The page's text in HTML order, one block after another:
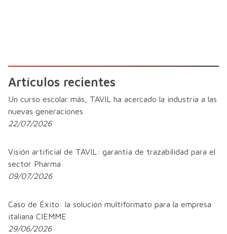
Artículos recientes
Un curso escolar más, TAVIL ha acercado la industria a las
nuevas generaciones
22/07/2026
Visión artificial de TAVIL: garantía de trazabilidad para el
sector Pharma
09/07/2026
Caso de Éxito: la solución multiformato para la empresa
italiana CIEMME
29/06/2026